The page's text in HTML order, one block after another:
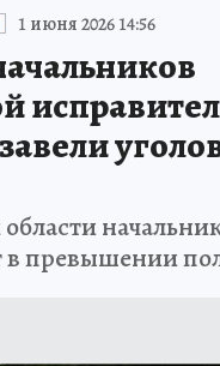
1 июня 2026 14:56
в превышении